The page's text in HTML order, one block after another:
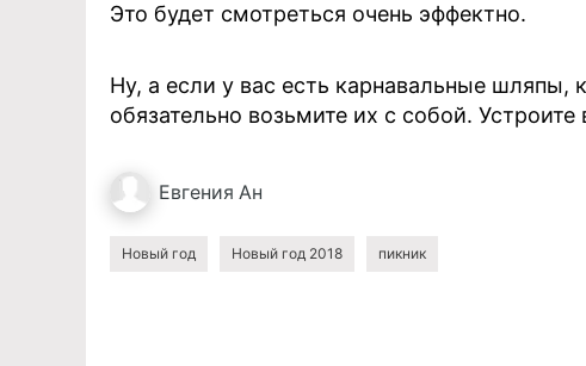
Это будет смотреться очень эффектно.
Ну, а если у вас есть карнавальные
обязательно возьмите их с собой.
Евгения Ан
Новый год Новый год 2018 пикник